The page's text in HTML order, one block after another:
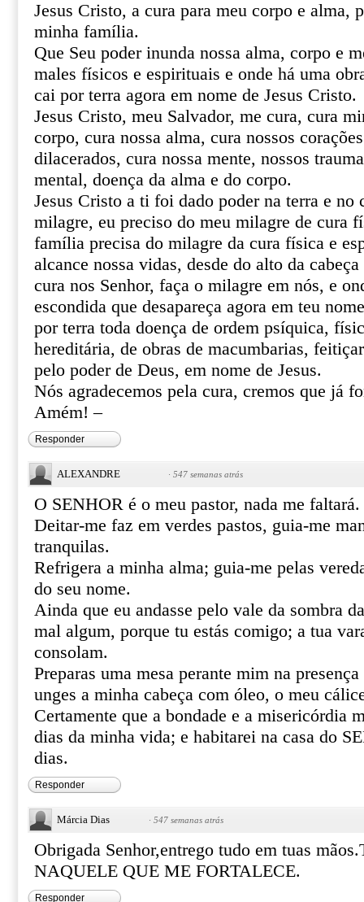
Jesus Cristo, a cura para meu corpo e alma,
minha família.
Que Seu poder inunda nossa alma, corpo e
males físicos e espirituais e onde há uma
cai por terra agora em nome de Jesus Cristo.
Jesus Cristo, meu Salvador, me cura, cura
corpo, cura nossa alma, cura nossos
dilacerados, cura nossa mente, nossos
mental, doença da alma e do corpo.
Jesus Cristo a ti foi dado poder na terra e no
milagre, eu preciso do meu milagre de cura
família precisa do milagre da cura física e
alcance nossa vidas, desde do alto da
cura nos Senhor, faça o milagre em nós, e
escondida que desapareça agora em teu
por terra toda doença de ordem psíquica,
hereditária, de obras de macumbarias,
pelo poder de Deus, em nome de Jesus.
Nós agradecemos pela cura, cremos que já
Amém! –
Responder
ALEXANDRE · 547 semanas atrás
O SENHOR é o meu pastor, nada me faltará.
Deitar-me faz em verdes pastos, guia-me
tranquilas.
Refrigera a minha alma; guia-me pelas
do seu nome.
Ainda que eu andasse pelo vale da sombra
mal algum, porque tu estás comigo; a tua
consolam.
Preparas uma mesa perante mim na
unges a minha cabeça com óleo, o meu
Certamente que a bondade e a misericórdia
dias da minha vida; e habitarei na casa do
dias.
Responder
Márcia Dias · 547 semanas atrás
Obrigada Senhor,entrego tudo em tuas
NAQUELE QUE ME FORTALECE.
Responder